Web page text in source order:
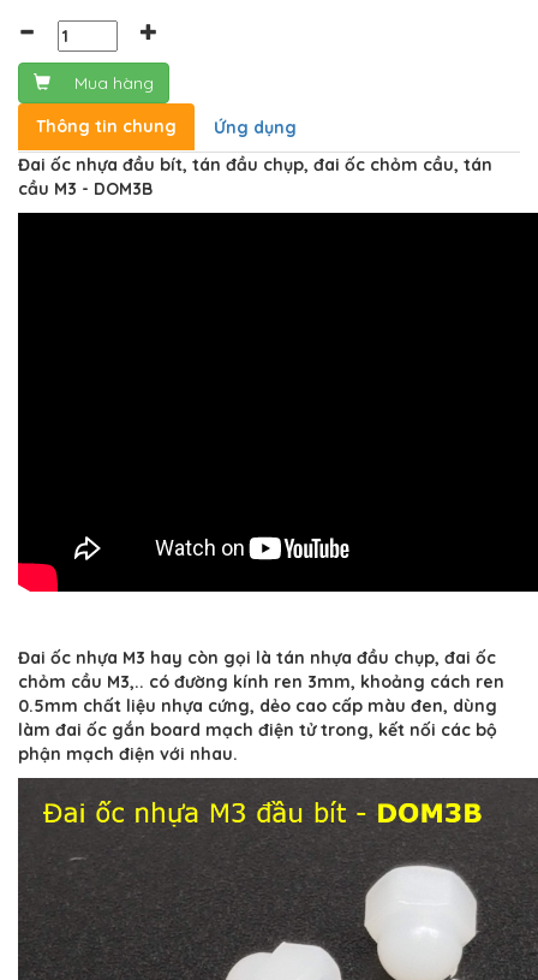
Mua hàng
Thông tin chung
Ứng dụng
Đai ốc nhựa đầu bít, tán đầu chụp, đai ốc chỏm cầu, tán
cầu M3 - DOM3B
Đai ốc nhựa M3 hay còn gọi là tán nhựa đầu chụp, đai ốc
chỏm cầu M3,.. có đường kính ren 3mm, khoảng cách ren
0.5mm chất liệu nhựa cứng, dẻo cao cấp màu đen, dùng
làm đai ốc gắn board mạch điện tử trong, kết nối các bộ
phận mạch điện với nhau.